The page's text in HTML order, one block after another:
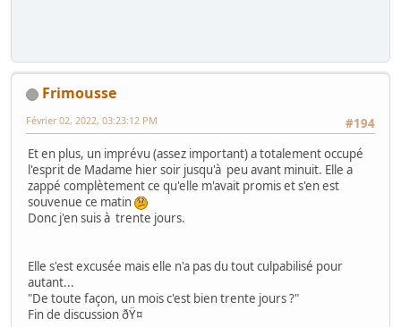
Frimousse
#194
Février 02, 2022, 03:23:12 PM
Et en plus, un imprévu (assez important) a totalement occupé
l'esprit de Madame hier soir jusqu'à peu avant minuit. Elle a
zappé complètement ce qu'elle m'avait promis et s'en est
souvenue ce matin
Donc j'en suis à trente jours.
Elle s'est excusée mais elle n'a pas du tout culpabilisé pour
autant...
"De toute façon, un mois c'est bien trente jours ?"
Fin de discussion ðŸ¤